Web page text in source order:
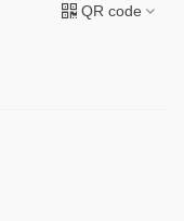
QR code